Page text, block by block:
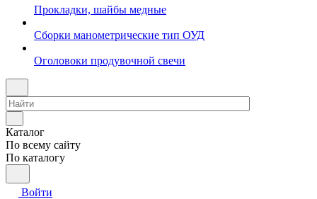
Прокладки, шайбы медные
Сборки манометрические тип ОУД
Оголовоки продувочной свечи
Каталог
По всему сайту
По каталогу
Войти